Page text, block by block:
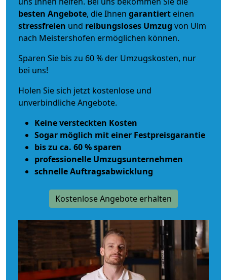
besten Angebote, die Ihnen garantiert einen
stressfreien und reibungsloses Umzug von Ulm
nach Meistershofen ermöglichen können.
Sparen Sie bis zu 60 % der Umzugskosten, nur
bei uns!
Holen Sie sich jetzt kostenlose und
unverbindliche Angebote.
Keine versteckten Kosten
Sogar möglich mit einer Festpreisgarantie
bis zu ca. 60 % sparen
professionelle Umzugsunternehmen
schnelle Auftragsabwicklung
Kostenlose Angebote erhalten